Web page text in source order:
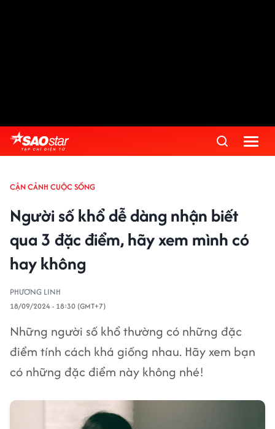
CẬN CẢNH CUỘC SỐNG
Người số khổ dễ dàng nhận biết
qua 3 đặc điểm, hãy xem mình có
hay không
PHƯƠNG LINH
18/09/2024 - 18:30 (GMT+7)
Những người số khổ thường có những đặc
điểm tính cách khá giống nhau. Hãy xem bạn
có những đặc điểm này không nhé!